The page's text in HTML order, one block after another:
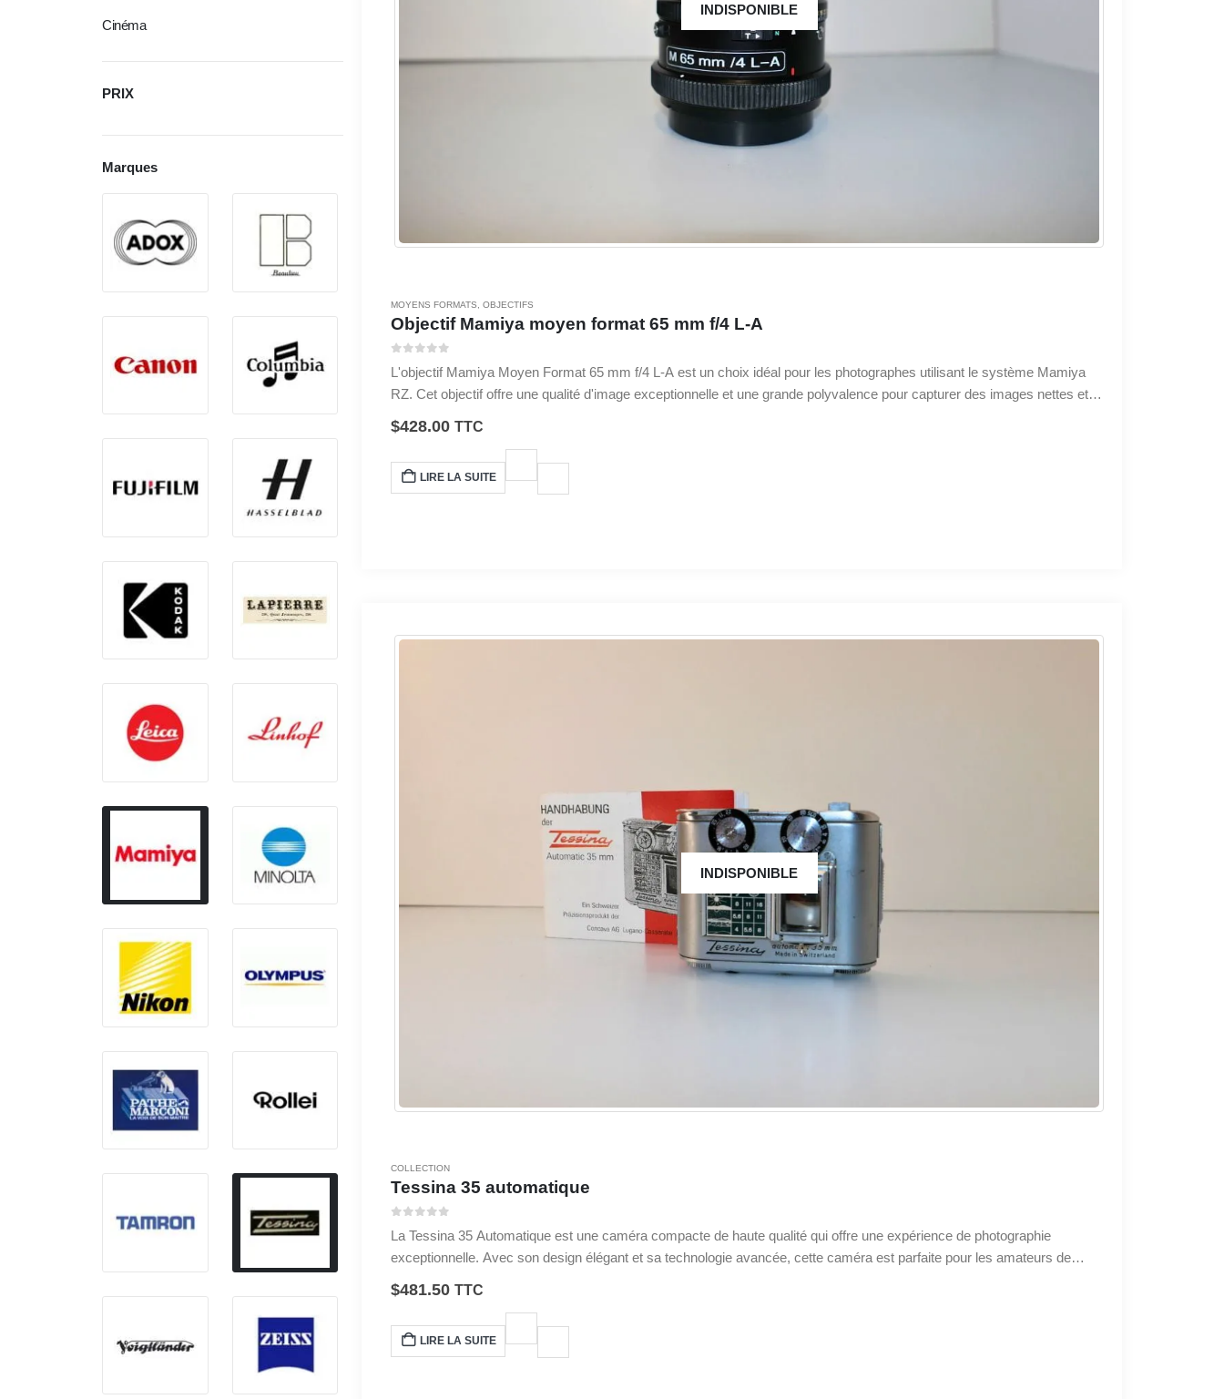
INDISPONIBLE
MOYENS FORMATS OBJECTIFS
Objectif Mamiya moyen format 65 mm f/4 L-A
L'objectif Mamiya Moyen Format 65 mm f/4 L-A est un choix idéal pour les photographes utilisant le système Mamiya
RZ. Cet objectif offre une qualité d'image exceptionnelle et une grande polyvalence pour capturer des images nettes et
$428.00 TTC
LIRE LA SUITE
INDISPONIBLE
COLLECTION
Tessina 35 automatique
La Tessina 35 Automatique est une caméra compacte de haute qualité qui offre une expérience de photographie
exceptionnelle. Avec son design élégant et sa technologie avancée, cette caméra est parfaite pour les amateurs de
$481.50 TTC
LIRE LA SUITE
Cinéma
PRIX
Marques